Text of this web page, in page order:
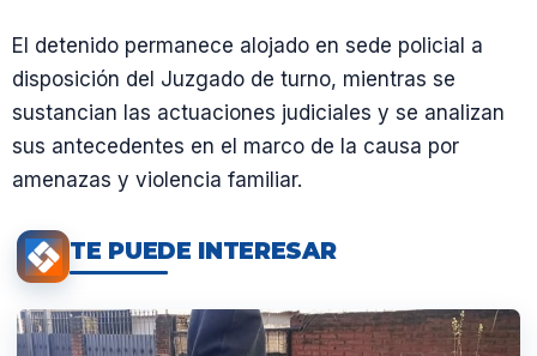
El detenido permanece alojado en sede policial a
disposición del Juzgado de turno, mientras se
sustancian las actuaciones judiciales y se analizan
sus antecedentes en el marco de la causa por
amenazas y violencia familiar.
TE PUEDE INTERESAR